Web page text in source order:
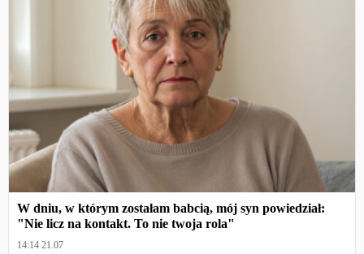
W dniu, w którym zostałam babcią, mój syn powiedział:
"Nie licz na kontakt. To nie twoja rola"
14:14 21.07